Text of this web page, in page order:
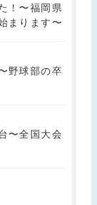
！〜福岡県
まります〜
野球部の卒
〜全国大会